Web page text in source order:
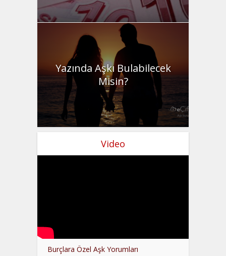
Yazında Aşkı Bulabilecek
Misin?
Video
Burçlara Özel Aşk Yorumları